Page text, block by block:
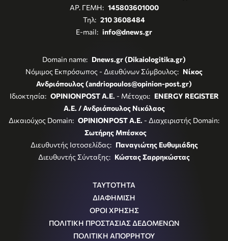
ΑΡ. ΓΕΜΗ: 145803601000
Τηλ: 210 3608484
E-mail: info@dnews.gr
Domain name: Dnews.gr (Dikaiologitika.gr)
Νόμιμος Εκπρόσωπος - Διευθύνων Σύμβουλος: Νίκος
Ανδριόπουλος (andriopoulos@opinion-post.gr)
Ιδιοκτησία: OPINIONPOST A.E. - Μέτοχοι: ENERGY REGISTER
Α.Ε. / Ανδριόπουλος Νικόλαος
Δικαιούχος Domain: OPINIONPOST A.E. - Διαχειριστής Domain:
Σωτήρης Μπέσκος
Διευθυντής Ιστοσελίδας: Παναγιώτης Ευθυμιάδης
Διευθυντής Σύνταξης: Κώστας Σαρρηκώστας
ΤΑΥΤΟΤΗΤΑ
ΔΙΑΦΗΜΙΣΗ
ΟΡΟΙ ΧΡΗΣΗΣ
ΠΟΛΙΤΙΚΗ ΠΡΟΣΤΑΣΙΑΣ ΔΕΔΟΜΕΝΩΝ
ΠΟΛΙΤΙΚΗ ΑΠΟΡΡΗΤΟΥ